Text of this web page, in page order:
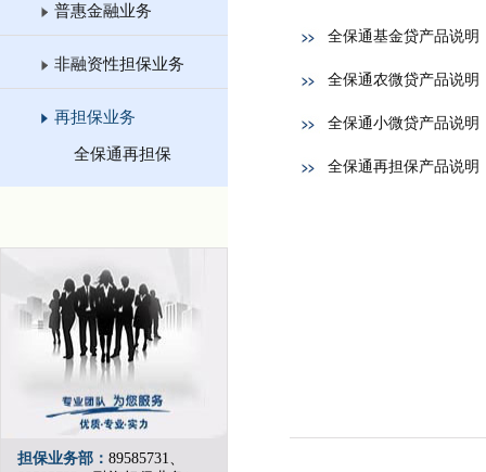
普惠金融业务
非融资性担保业务
再担保业务
全保通再担保
担保业务部： 89585731、
全保通基金贷产品说明
全保通农微贷产品说明
全保通小微贷产品说明
全保通再担保产品说明